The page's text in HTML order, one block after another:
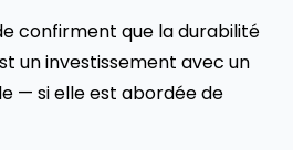
confirment que la durabilité
un investissement avec un
— si elle est abordée de